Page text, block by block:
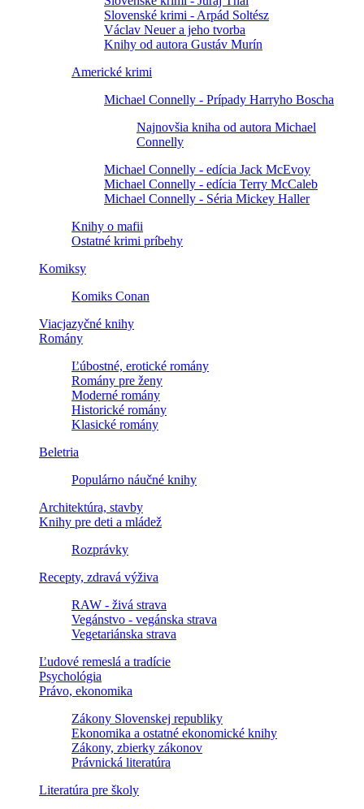
Slovenské krimi - Arpád Soltész
Václav Neuer a jeho tvorba
Knihy od autora Gustáv Murín
Americké krimi
Michael Connelly - Prípady Harryho Boscha
Najnovšia kniha od autora Michael
Connelly
Michael Connelly - edícia Jack McEvoy
Michael Connelly - edícia Terry McCaleb
Michael Connelly - Séria Mickey Haller
Knihy o mafii
Ostatné krimi príbehy
Komiksy
Komiks Conan
Viacjazyčné knihy
Romány
Ľúbostné, erotické romány
Romány pre ženy
Moderné romány
Historické romány
Klasické romány
Beletria
Populárno náučné knihy
Architektúra, stavby
Knihy pre deti a mládež
Rozprávky
Recepty, zdravá výživa
RAW - živá strava
Vegánstvo - vegánska strava
Vegetariánska strava
Ľudové remeslá a tradície
Psychológia
Právo, ekonomika
Zákony Slovenskej republiky
Ekonomika a ostatné ekonomické knihy
Zákony, zbierky zákonov
Právnická literatúra
Literatúra pre školy